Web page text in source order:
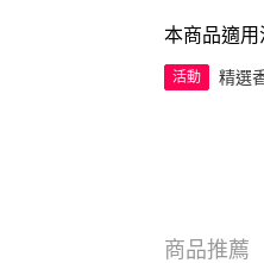
本商品適用
活動 精選
商品推薦